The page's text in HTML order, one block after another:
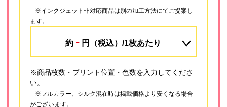
※インクジェット非対応商品は別の加工方法にてご提案し
ます。
約 - 円（税込）/1枚あたり
※商品枚数・プリント位置・色数を入力してくださ
い。
※フルカラー、シルク混在時は掲載価格より安くなる場合
がございます。